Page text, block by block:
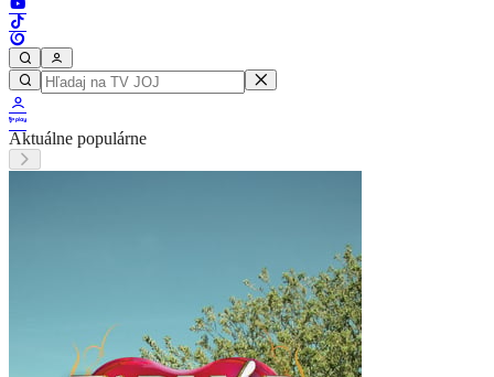
Aktuálne populárne